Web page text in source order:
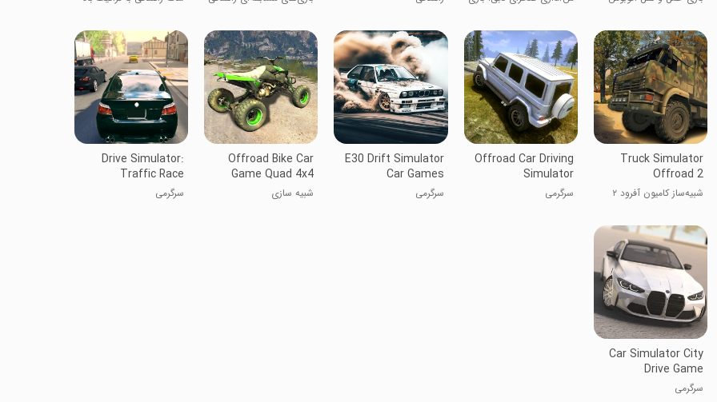
Truck Simulator
Offroad 2
شبیه‌ساز کامیون آفرود ۲
Offroad Car Driving
Simulator
سرگرمی
E30 Drift Simulator
Car Games
سرگرمی
Offroad Bike Car
Game Quad 4x4
شبیه سازی
Drive Simulator:
Traffic Race
سرگرمی
Car Simulator City
Drive Game
سرگرمی